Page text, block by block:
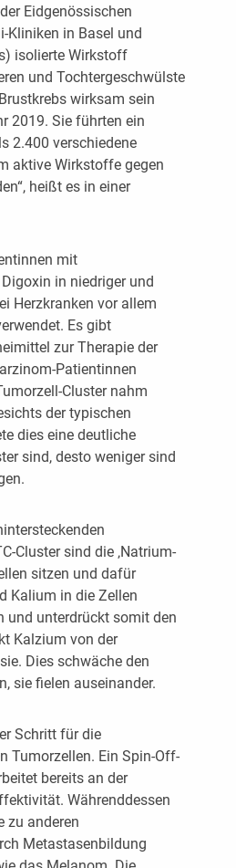
Eidgenössischen
Kliniken in Basel und
isolierte Wirkstoff
und Tochtergeschwülste
wirksam sein
2019. Sie führten ein
2.400 verschiedene
aktive Wirkstoffe gegen
heißt es in einer
mit
in niedriger und
Herzkranken vor allem
Es gibt
zur Therapie der
Patientinnen
Cluster nahm
der typischen
dies eine deutliche
sind, desto weniger sind
Cluster sind die ‚Natrium-
sitzen und dafür
Kalium in die Zellen
und unterdrückt somit den
Kalzium von der
Dies schwäche den
sie fielen auseinander.
Schritt für die
Tumorzellen. Ein Spin-Off-
bereits an der
Währenddessen
zu anderen
Metastasenbildung